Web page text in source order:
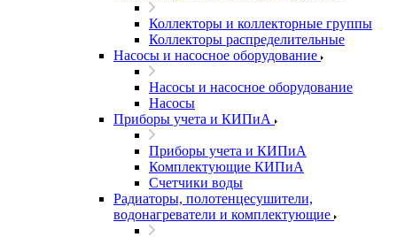
Коллекторы и коллекторные группы
Коллекторы распределительные
Насосы и насосное оборудование
Насосы и насосное оборудование
Насосы
Приборы учета и КИПиА
Приборы учета и КИПиА
Комплектующие КИПиА
Счетчики воды
Радиаторы, полотенцесушители,
водонагреватели и комплектующие